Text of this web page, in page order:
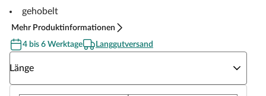
gehobelt
Mehr Produktinformationen
4 bis 6 Werktage
Langgutversand
Länge